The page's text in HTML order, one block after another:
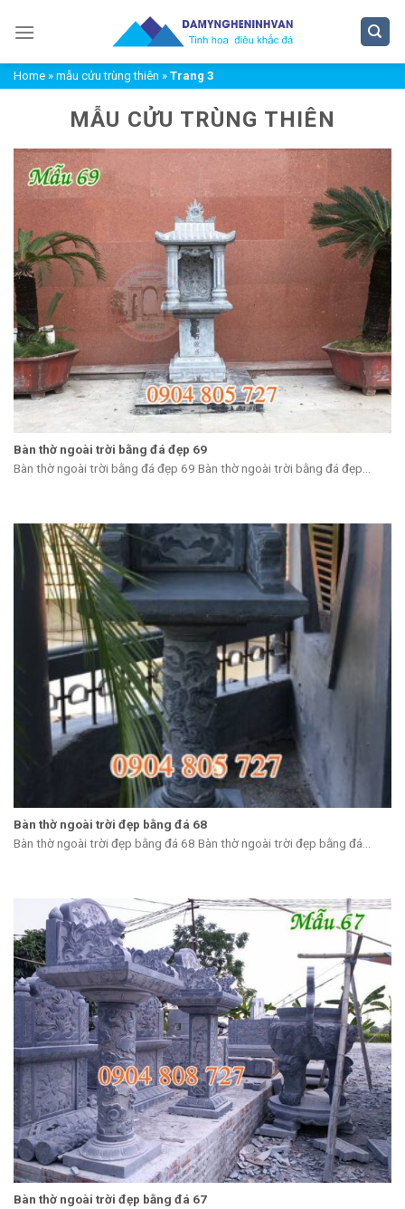
đến
dungHome » mẫu cửu trùng thiên » Trang 3
MẪU CỬU TRÙNG THIÊN
Bàn thờ ngoài trời bằng đá đẹp 69
Bàn thờ ngoài trời bằng đá đẹp 69 Bàn thờ ngoài trời bằng đá đẹp...
Bàn thờ ngoài trời đẹp bằng đá 68
Bàn thờ ngoài trời đẹp bằng đá 68 Bàn thờ ngoài trời đẹp bằng đá...
Bàn thờ ngoài trời đẹp bằng đá 67